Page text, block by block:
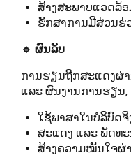
ສ້າງສະພາບແວດລ້
ຮັກສາການມີສ່ວນຮ່
🔹 ຜົນລັບ
ການຮຽນຖືກສະແດງຜ່
ແລະ ຜົນງານການຮຽນ
ໃຊ້ພາສາໃນບໍລິບົດຈິ
ສະແດງ ແລະ ພັດທ
ສ້າງຄວາມໝັ້ນໃຈຜ່